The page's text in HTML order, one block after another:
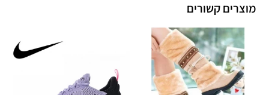
מוצרים קשורים